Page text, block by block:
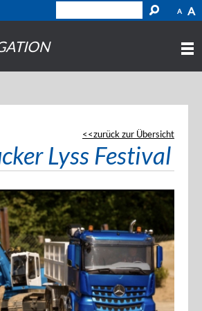
A A
zurück zur Übersicht
Lyss Festival